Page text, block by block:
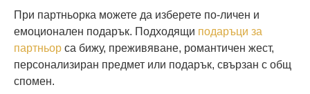
При партньорка можете да изберете по-личен и
емоционален подарък. Подходящи подаръци за
партньор са бижу, преживяване, романтичен жест,
персонализиран предмет или подарък, свързан с общ
спомен.